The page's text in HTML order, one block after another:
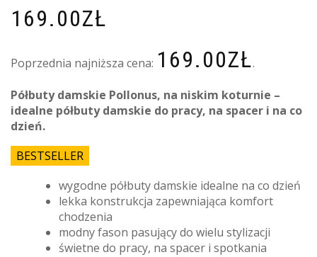
169.00ZŁ
Poprzednia najniższa cena: 169.00ZŁ.
Półbuty damskie Pollonus, na niskim koturnie –
idealne półbuty damskie do pracy, na spacer i na co
dzień.
BESTSELLER
wygodne półbuty damskie idealne na co dzień
lekka konstrukcja zapewniająca komfort
chodzenia
modny fason pasujący do wielu stylizacji
świetne do pracy, na spacer i spotkania